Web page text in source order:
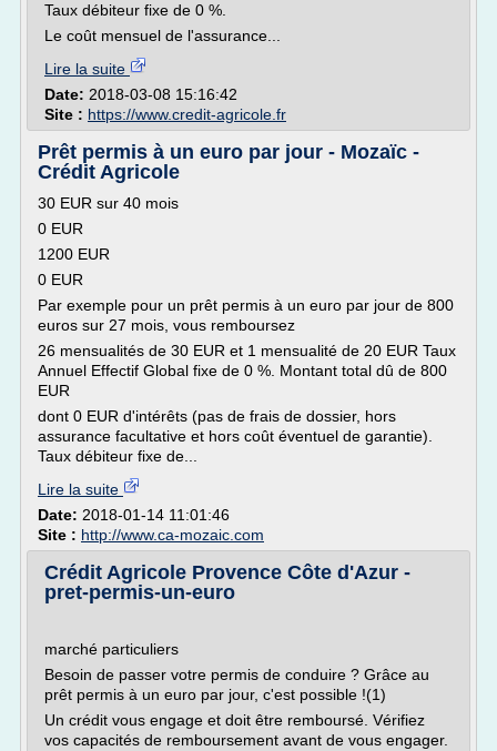
Taux débiteur fixe de 0 %.
Le coût mensuel de l'assurance...
Lire la suite
Date: 2018-03-08 15:16:42
Site : https://www.credit-agricole.fr
Prêt permis à un euro par jour - Mozaïc -
Crédit Agricole
30 EUR sur 40 mois
0 EUR
1200 EUR
0 EUR
Par exemple pour un prêt permis à un euro par jour de 800
euros sur 27 mois, vous remboursez
26 mensualités de 30 EUR et 1 mensualité de 20 EUR Taux
Annuel Effectif Global fixe de 0 %. Montant total dû de 800
EUR
dont 0 EUR d'intérêts (pas de frais de dossier, hors
assurance facultative et hors coût éventuel de garantie).
Taux débiteur fixe de...
Lire la suite
Date: 2018-01-14 11:01:46
Site : http://www.ca-mozaic.com
Crédit Agricole Provence Côte d'Azur -
pret-permis-un-euro
marché particuliers
Besoin de passer votre permis de conduire ? Grâce au
prêt permis à un euro par jour, c'est possible !(1)
Un crédit vous engage et doit être remboursé. Vérifiez
vos capacités de remboursement avant de vous engager.